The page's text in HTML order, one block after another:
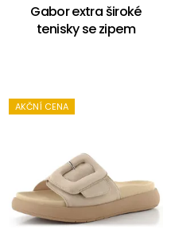
Gabor extra široké
tenisky se zipem
AKČNÍ CENA